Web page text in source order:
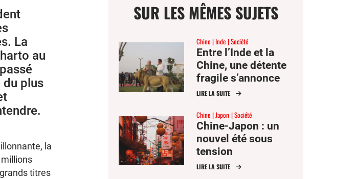
La
au
du plus
la
titres
SUR LES MÊMES SUJETS
Chine Inde Société
Entre l’Inde et la
Chine, une détente
fragile s’annonce
LIRE LA SUITE
Chine Japon Société
Chine-Japon : un
nouvel été sous
tension
LIRE LA SUITE